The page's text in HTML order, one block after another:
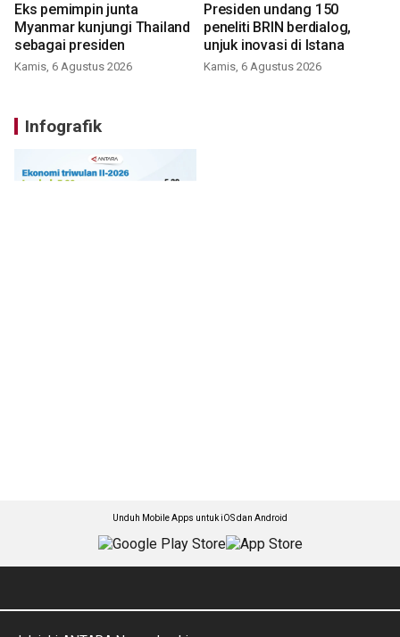
Eks pemimpin junta
Myanmar kunjungi Thailand
sebagai presiden
Kamis, 6 Agustus 2026
Presiden undang 150
peneliti BRIN berdialog,
unjuk inovasi di Istana
Kamis, 6 Agustus 2026
Infografik
Unduh Mobile Apps untuk iOS dan Android